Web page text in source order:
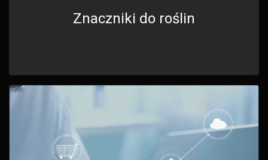
Znaczniki do roślin